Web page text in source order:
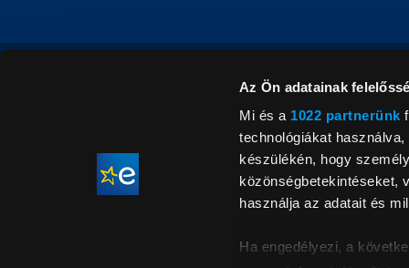
Az Ön adatainak
Mi és a 1022 partnerünk
technológiákat
készülékén, hogy
közönségbetekintéseket,
használja az adatait és
Ha engedélyezi, a